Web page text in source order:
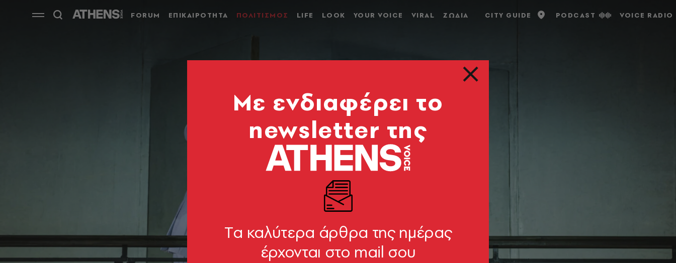
FORUM ΕΠΙΚΑΙΡΟΤΗΤΑ ΠΟΛΙΤΙΣΜΟΣ LIFE LOOK YOUR VOICE VIRAL ΖΩΔΙΑ CITY GUIDE PODCAST VOICE RADIO
Mε ενδιαφέρει το
newsletter της
Tα καλύτερα άρθρα της ημέρας
έρχονται στο mail σου